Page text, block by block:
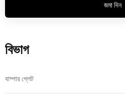
জমা দিন
বিভাগ
বাম্পার প্লেট